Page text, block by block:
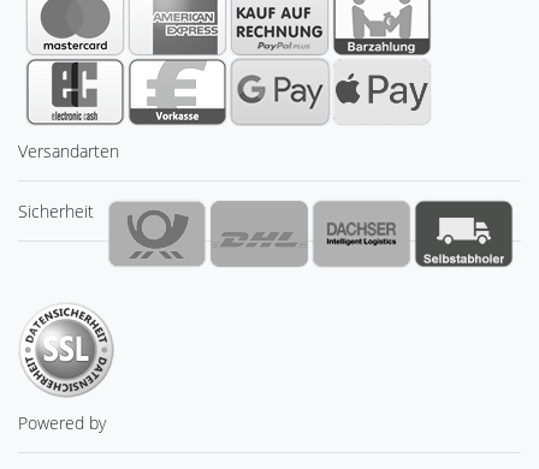
Versandarten
Sicherheit
Powered by